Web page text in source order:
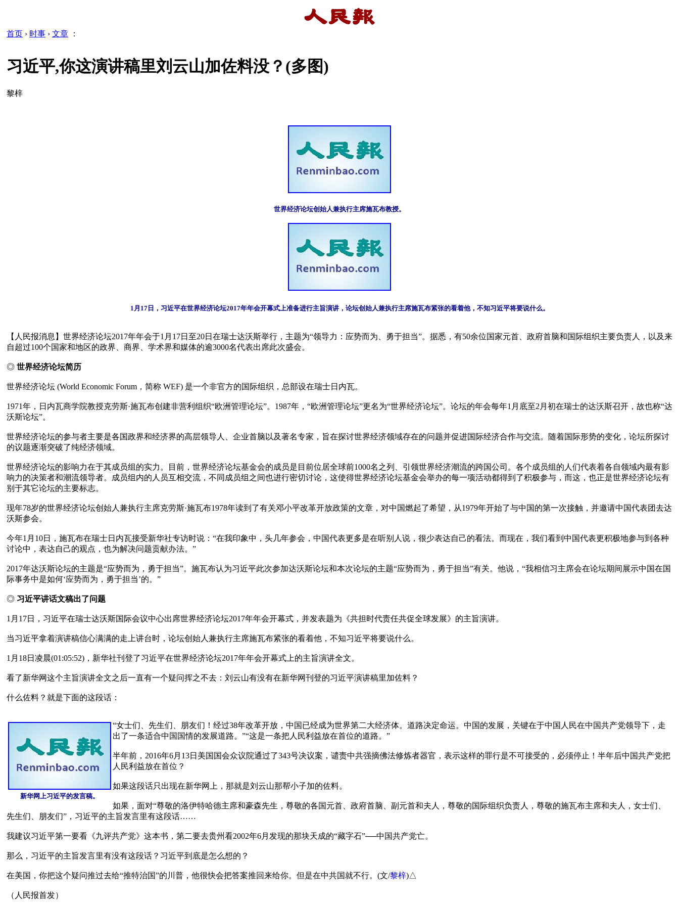
首页 › 时事 › 文章 ：
习近平,你这演讲稿里刘云山加佐料没？(多图)
黎梓
世界经济论坛创始人兼执行主席施瓦布教授。
1月17日，习近平在世界经济论坛2017年年会开幕式上准备进行主旨演讲，论坛创始人兼执行主席施瓦布紧张的看着他，不知习近平将要说什么。
【人民报消息】世界经济论坛2017年年会于1月17日至20日在瑞士达沃斯举行，主题为“领导力：应势而为、勇于担当”。据悉，有50余位国家元首、政府首脑和国际组织主要负责人，以及来
自超过100个国家和地区的政界、商界、学术界和媒体的逾3000名代表出席此次盛会。
◎ 世界经济论坛简历
世界经济论坛 (World Economic Forum，简称 WEF) 是一个非官方的国际组织，总部设在瑞士日内瓦。
1971年，日内瓦商学院教授克劳斯·施瓦布创建非营利组织“欧洲管理论坛”。1987年，“欧洲管理论坛”更名为“世界经济论坛”。论坛的年会每年1月底至2月初在瑞士的达沃斯召开，故也称“达
沃斯论坛”。
世界经济论坛的参与者主要是各国政界和经济界的高层领导人、企业首脑以及著名专家，旨在探讨世界经济领域存在的问题并促进国际经济合作与交流。随着国际形势的变化，论坛所探讨
的议题逐渐突破了纯经济领域。
世界经济论坛的影响力在于其成员组的实力。目前，世界经济论坛基金会的成员是目前位居全球前1000名之列、引领世界经济潮流的跨国公司。各个成员组的人们代表着各自领域内最有影
响力的决策者和潮流领导者。成员组内的人员互相交流，不同成员组之间也进行密切讨论，这使得世界经济论坛基金会举办的每一项活动都得到了积极参与，而这，也正是世界经济论坛有
别于其它论坛的主要标志。
现年78岁的世界经济论坛创始人兼执行主席克劳斯·施瓦布1978年读到了有关邓小平改革开放政策的文章，对中国燃起了希望，从1979年开始了与中国的第一次接触，并邀请中国代表团去达
沃斯参会。
今年1月10日，施瓦布在瑞士日内瓦接受新华社专访时说：“在我印象中，头几年参会，中国代表更多是在听别人说，很少表达自己的看法。而现在，我们看到中国代表更积极地参与到各种
讨论中，表达自己的观点，也为解决问题贡献办法。”
2017年达沃斯论坛的主题是“应势而为，勇于担当”。施瓦布认为习近平此次参加达沃斯论坛和本次论坛的主题“应势而为，勇于担当”有关。他说，“我相信习主席会在论坛期间展示中国在国
际事务中是如何‘应势而为，勇于担当’的。”
◎ 习近平讲话文稿出了问题
1月17日，习近平在瑞士达沃斯国际会议中心出席世界经济论坛2017年年会开幕式，并发表题为《共担时代责任共促全球发展》的主旨演讲。
当习近平拿着演讲稿信心满满的走上讲台时，论坛创始人兼执行主席施瓦布紧张的看着他，不知习近平将要说什么。
1月18日凌晨(01:05:52)，新华社刊登了习近平在世界经济论坛2017年年会开幕式上的主旨演讲全文。
看了新华网这个主旨演讲全文之后一直有一个疑问挥之不去：刘云山有没有在新华网刊登的习近平演讲稿里加佐料？
什么佐料？就是下面的这段话：
新华网上习近平的发言稿。
“女士们、先生们、朋友们！经过38年改革开放，中国已经成为世界第二大经济体。道路决定命运。中国的发展，关键在于中国人民在中国共产党领导下，走
出了一条适合中国国情的发展道路。”“这是一条把人民利益放在首位的道路。”
半年前，2016年6月13日美国国会众议院通过了343号决议案，谴责中共强摘佛法修炼者器官，表示这样的罪行是不可接受的，必须停止！半年后中国共产党把
人民利益放在首位？
如果这段话只出现在新华网上，那就是刘云山那帮小子加的佐料。
如果，面对“尊敬的洛伊特哈德主席和豪森先生，尊敬的各国元首、政府首脑、副元首和夫人，尊敬的国际组织负责人，尊敬的施瓦布主席和夫人，女士们、
先生们、朋友们”，习近平的主旨发言里有这段话……
我建议习近平第一要看《九评共产党》这本书，第二要去贵州看2002年6月发现的那块天成的“藏字石”──中国共产党亡。
那么，习近平的主旨发言里有没有这段话？习近平到底是怎么想的？
在美国，你把这个疑问推过去给“推特治国”的川普，他很快会把答案推回来给你。但是在中共国就不行。(文/黎梓)△